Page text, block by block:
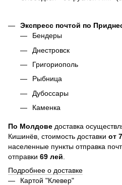
Экспресс почтой по
Бендеры
Днестровск
Григориополь
Рыбница
Дубоссары
Каменка
По Молдове доставка
Кишинёв, стоимость доставки от
населенные пункты отправка
отправки 69 лей
Подробнее о доставке
Картой "Клевер"